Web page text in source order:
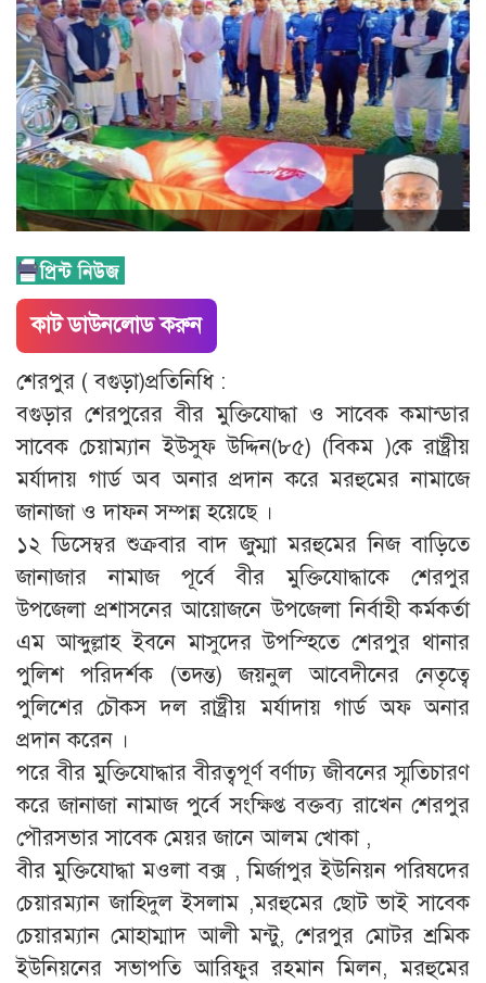
কাট ডাউনলোড করুন
শেরপুর ( বগুড়া)প্রতিনিধি :
বগুড়ার শেরপুরের বীর মুক্তিযোদ্ধা ও সাবেক কমান্ডার
সাবেক চেয়াম্যান ইউসুফ উদ্দিন(৮৫) (বিকম )কে রাষ্ট্রীয়
মর্যাদায় গার্ড অব অনার প্রদান করে মরহুমের নামাজে
জানাজা ও দাফন সম্পন্ন হয়েছে ।
১২ ডিসেম্বর শুক্রবার বাদ জুম্মা মরহুমের নিজ বাড়িতে
জানাজার নামাজ পূর্বে বীর মুক্তিযোদ্ধাকে শেরপুর
উপজেলা প্রশাসনের আয়োজনে উপজেলা নির্বাহী কর্মকর্তা
এম আব্দুল্লাহ ইবনে মাসুদের উপস্হিতে শেরপুর থানার
পুলিশ পরিদর্শক (তদন্ত) জয়নুল আবেদীনের নেতৃত্বে
পুলিশের চৌকস দল রাষ্ট্রীয় মর্যাদায় গার্ড অফ অনার
প্রদান করেন ।
পরে বীর মুক্তিযোদ্ধার বীরত্বপূর্ণ বর্ণাঢ্য জীবনের স্মৃতিচারণ
করে জানাজা নামাজ পুর্বে সংক্ষিপ্ত বক্তব্য রাখেন শেরপুর
পৌরসভার সাবেক মেয়র জানে আলম খোকা ,
বীর মুক্তিযোদ্ধা মওলা বক্স , মির্জাপুর ইউনিয়ন পরিষদের
চেয়ারম্যান জাহিদুল ইসলাম ,মরহুমের ছোট ভাই সাবেক
চেয়ারম্যান মোহাম্মাদ আলী মন্টু, শেরপুর মোটর শ্রমিক
ইউনিয়নের সভাপতি আরিফুর রহমান মিলন, মরহুমের